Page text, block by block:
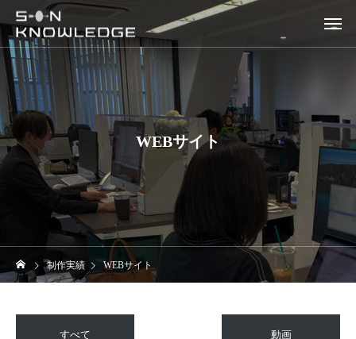
WEBサイト
制作実績 WEBサイト
すべて 動画